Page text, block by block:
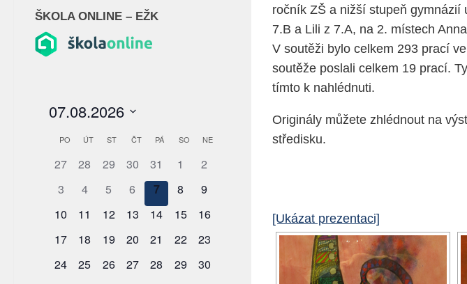
ročník ZŠ a nižší stupeň gymnázií
7.B a Lili z 7.A, na 2. místech
V soutěži bylo celkem 293 prací
soutěže poslali celkem 19 prací.
tímto k nahlédnuti.
Originály můžete zhlédnout na
středisku.
[Ukázat prezentaci]
ŠKOLA ONLINE – EŽK